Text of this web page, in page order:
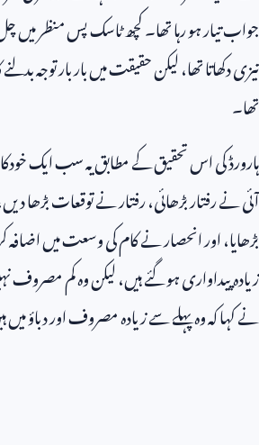
جواب تیار ہو رہا تھا۔ کچھ ٹاسک پس منظر
تیزی دکھاتا تھا، لیکن حقیقت میں بار بار توجہ
تھا۔
ہارورڈ کی اس تحقیق کے مطابق یہ سب ایک
آئی نے رفتار بڑھائی، رفتار نے توقعات بڑھا
بڑھایا، اور انحصار نے کام کی وسعت میں اضافہ کر
زیادہ پیداواری ہو گئے ہیں، لیکن وہ کم مصروف
نے کہا کہ وہ پہلے سے زیادہ مصروف اور دباؤ